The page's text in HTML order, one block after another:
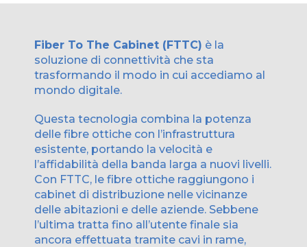
Fiber To The Cabinet (FTTC) è la
soluzione di connettività che sta
trasformando il modo in cui accediamo al
mondo digitale.
Questa tecnologia combina la potenza
delle fibre ottiche con l’infrastruttura
esistente, portando la velocità e
l’affidabilità della banda larga a nuovi livelli.
Con FTTC, le fibre ottiche raggiungono i
cabinet di distribuzione nelle vicinanze
delle abitazioni e delle aziende. Sebbene
l’ultima tratta fino all’utente finale sia
ancora effettuata tramite cavi in rame,